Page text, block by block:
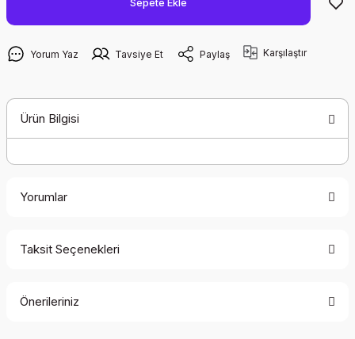
Sepete Ekle
Yorum Yaz Tavsiye Et Paylaş Karşılaştır
Ürün Bilgisi
Yorumlar
Taksit Seçenekleri
Önerileriniz